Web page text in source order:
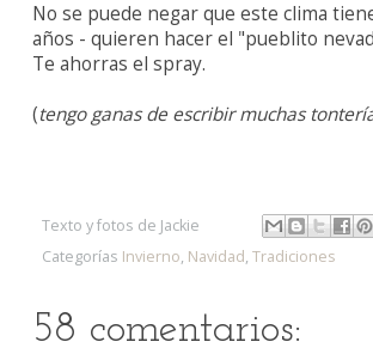
No se puede negar que este clima
años - quieren hacer el "pueblito
Te ahorras el spray.
(tengo ganas de escribir muchas
Texto y fotos de Jackie
Categorías Invierno, Navidad, Tradiciones
58 comentarios: